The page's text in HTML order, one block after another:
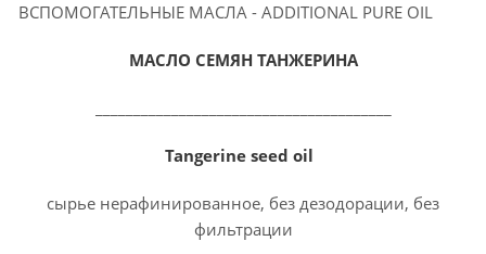
ВСПОМОГАТЕЛЬНЫЕ МАСЛА - ADDITIONAL PURE OIL
МАСЛО СЕМЯН ТАНЖЕРИНА
Tangerine seed oil
сырье нерафинированное, без дезодорации, без
фильтрации